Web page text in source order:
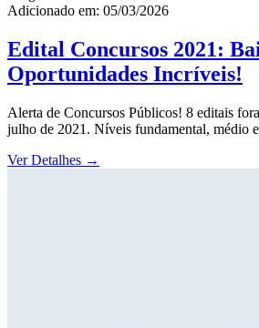
Adicionado em: 05/03/2026
Edital Concursos 2021:
Oportunidades Incríveis!
Alerta de Concursos Públicos! 8 editais
julho de 2021. Níveis fundamental, médio
Ver Detalhes →